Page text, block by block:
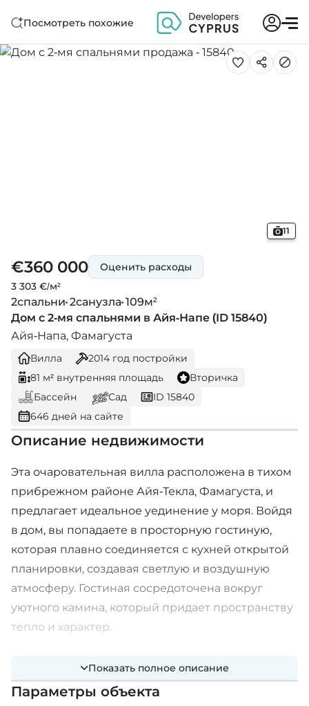
Посмотреть похожие
11
€360 000
3 303 €/м²
Оценить расходы
2спальни 2санузла 109м²
Дом с 2-мя спальнями в Айя-Напе (ID 15840)
Айя-Напа, Фамагуста
Вилла 2014 год постройки
81 м² внутренняя площадь
Вторичка
Бассейн
Сад
ID 15840
646 дней на сайте
Описание недвижимости
Эта очаровательная вилла расположена в тихом
прибрежном районе Айя-Текла, Фамагуста, и
предлагает идеальное уединение у моря. Войдя
в дом, вы попадаете в просторную гостиную,
которая плавно соединяется с кухней открытой
планировки, создавая светлую и воздушную
атмосферу. Гостиная сосредоточена вокруг
уютного камина, который придает пространству
тепло и характер.
спален, включая просторную спальню с
собственной ванной комнатой,
Показать полное описание
Параметры объекта